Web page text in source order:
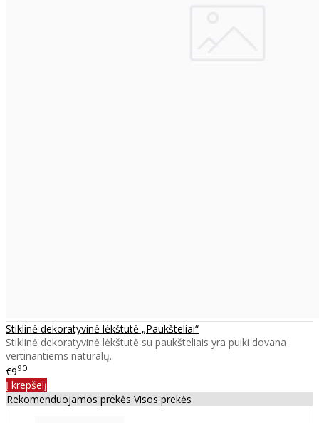
Stiklinė dekoratyvinė lėkštutė „Paukšteliai“
Stiklinė dekoratyvinė lėkštutė su paukšteliais yra puiki dovana
vertinantiems natūralų..
€990
Į krepšelį
Rekomenduojamos prekės Visos prekės